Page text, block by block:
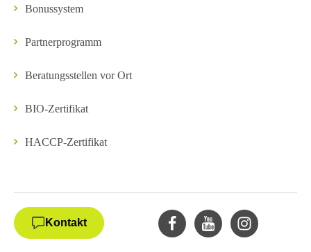
Bonussystem
Partnerprogramm
Beratungsstellen vor Ort
BIO-Zertifikat
HACCP-Zertifikat
Kontakt